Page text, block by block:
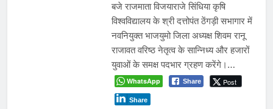
बजे राजमाता विजयाराजे सिंधिया कृषि
विश्वविद्यालय के श्री दत्तोपंत ठेंगड़ी सभागार में
नवनियुक्त भाजयुमो जिला अध्यक्ष शिवम रानू
राजावत वरिष्ठ नेतृत्व के सान्निध्य और हजारों
युवाओं के समक्ष पदभार ग्रहण करेंगे।…
WhatsApp Share Post
Share